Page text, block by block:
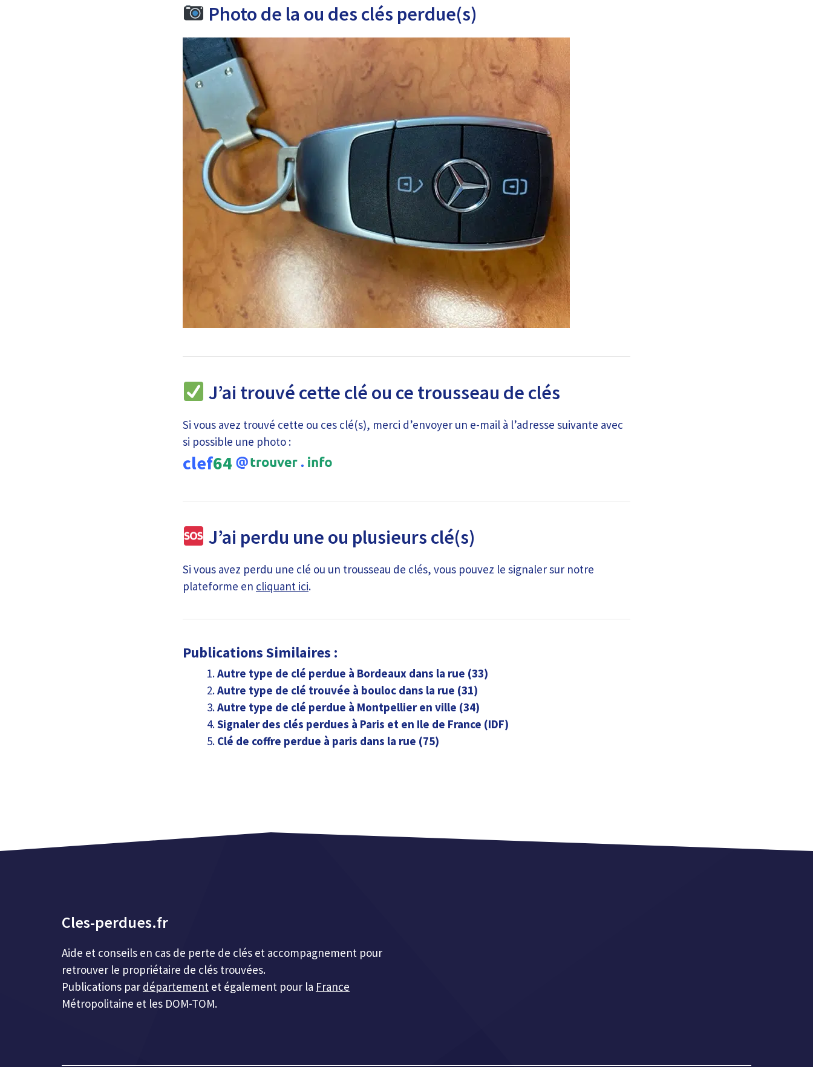
Photo de la ou des clés perdue(s)
J’ai trouvé cette clé ou ce trousseau de clés
Si vous avez trouvé cette ou ces clé(s), merci d’envoyer un e-mail à l’adresse suivante avec
si possible une photo :
clef64
J’ai perdu une ou plusieurs clé(s)
Si vous avez perdu une clé ou un trousseau de clés, vous pouvez le signaler sur notre
plateforme en cliquant ici.
Publications Similaires :
Autre type de clé perdue à Bordeaux dans la rue (33)
Autre type de clé trouvée à bouloc dans la rue (31)
Autre type de clé perdue à Montpellier en ville (34)
Signaler des clés perdues à Paris et en Ile de France (IDF)
Clé de coffre perdue à paris dans la rue (75)
Cles-perdues.fr
Aide et conseils en cas de perte de clés et accompagnement pour
retrouver le propriétaire de clés trouvées.
Publications par département et également pour la France
Métropolitaine et les DOM-TOM.